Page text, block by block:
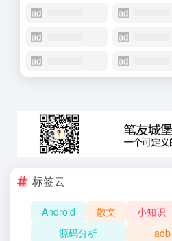
标签云
Android 散文 小知识
源码分析
adb